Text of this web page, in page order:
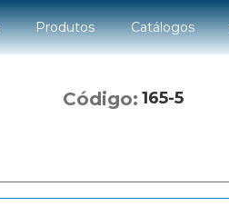
Produtos Catálogos
Código: 165-5